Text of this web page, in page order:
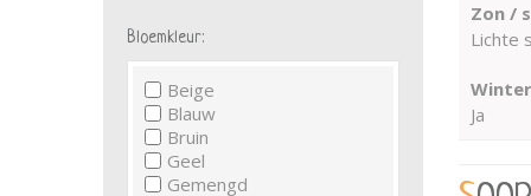
Zon /
Lichte
Ja
December
Bloemkleur:
Beige
Blauw
Bruin
Geel
Gemengd